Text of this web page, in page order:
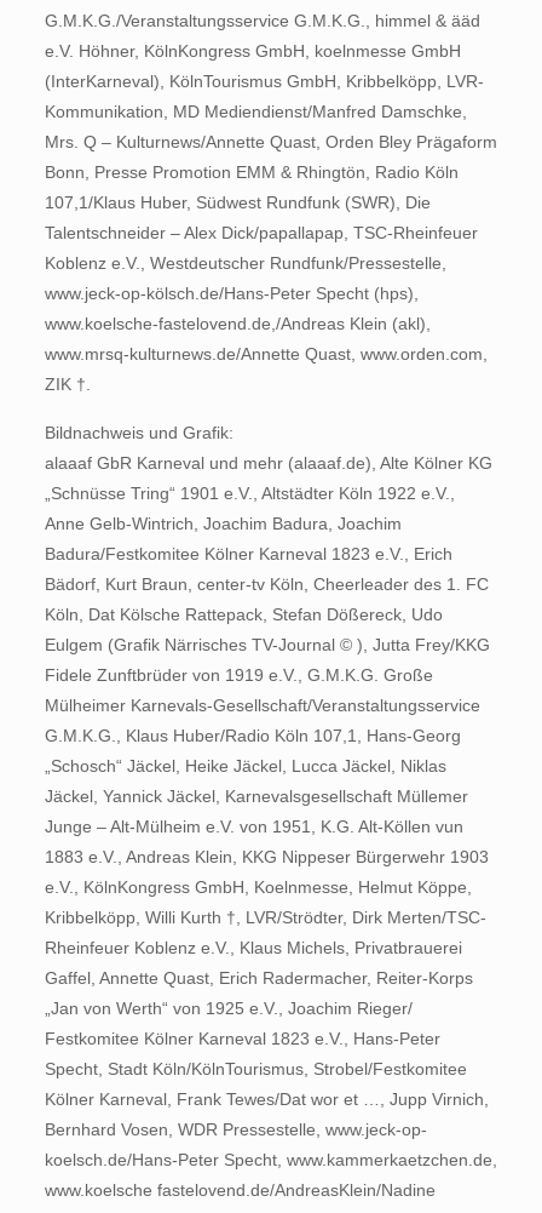
G.M.K.G./Veranstaltungsservice G.M.K.G., himmel & ääd
e.V. Höhner, KölnKongress GmbH, koelnmesse GmbH
(InterKarneval), KölnTourismus GmbH, Kribbelköpp, LVR-
Kommunikation, MD Mediendienst/Manfred Damschke,
Mrs. Q – Kulturnews/Annette Quast, Orden Bley Prägaform
Bonn, Presse Promotion EMM & Rhingtön, Radio Köln
107,1/Klaus Huber, Südwest Rundfunk (SWR), Die
Talentschneider – Alex Dick/papallapap, TSC-Rheinfeuer
Koblenz e.V., Westdeutscher Rundfunk/Pressestelle,
www.jeck-op-kölsch.de/Hans-Peter Specht (hps),
www.koelsche-fastelovend.de,/Andreas Klein (akl),
www.mrsq-kulturnews.de/Annette Quast, www.orden.com,
ZIK †.
Bildnachweis und Grafik:
alaaaf GbR Karneval und mehr (alaaaf.de), Alte Kölner KG
„Schnüsse Tring“ 1901 e.V., Altstädter Köln 1922 e.V.,
Anne Gelb-Wintrich, Joachim Badura, Joachim
Badura/Festkomitee Kölner Karneval 1823 e.V., Erich
Bädorf, Kurt Braun, center-tv Köln, Cheerleader des 1. FC
Köln, Dat Kölsche Rattepack, Stefan Dößereck, Udo
Eulgem (Grafik Närrisches TV-Journal © ), Jutta Frey/KKG
Fidele Zunftbrüder von 1919 e.V., G.M.K.G. Große
Mülheimer Karnevals-Gesellschaft/Veranstaltungsservice
G.M.K.G., Klaus Huber/Radio Köln 107,1, Hans-Georg
„Schosch“ Jäckel, Heike Jäckel, Lucca Jäckel, Niklas
Jäckel, Yannick Jäckel, Karnevalsgesellschaft Müllemer
Junge – Alt-Mülheim e.V. von 1951, K.G. Alt-Köllen vun
1883 e.V., Andreas Klein, KKG Nippeser Bürgerwehr 1903
e.V., KölnKongress GmbH, Koelnmesse, Helmut Köppe,
Kribbelköpp, Willi Kurth †, LVR/Strödter, Dirk Merten/TSC-
Rheinfeuer Koblenz e.V., Klaus Michels, Privatbrauerei
Gaffel, Annette Quast, Erich Radermacher, Reiter-Korps
„Jan von Werth“ von 1925 e.V., Joachim Rieger/
Festkomitee Kölner Karneval 1823 e.V., Hans-Peter
Specht, Stadt Köln/KölnTourismus, Strobel/Festkomitee
Kölner Karneval, Frank Tewes/Dat wor et …, Jupp Virnich,
Bernhard Vosen, WDR Pressestelle, www.jeck-op-
koelsch.de/Hans-Peter Specht, www.kammerkaetzchen.de,
www.koelsche fastelovend.de/AndreasKlein/Nadine